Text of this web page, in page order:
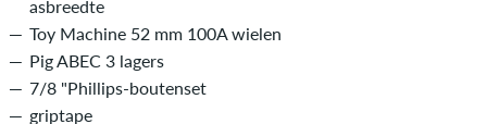
asbreedte
Toy Machine 52 mm 100A wielen
Pig ABEC 3 lagers
7/8 "Phillips-boutenset
griptape